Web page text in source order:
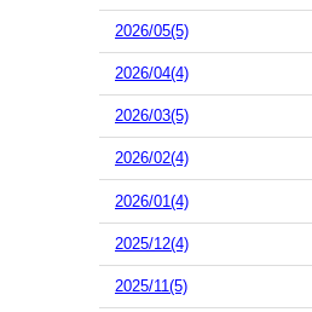
2026/05(5)
2026/04(4)
2026/03(5)
2026/02(4)
2026/01(4)
2025/12(4)
2025/11(5)